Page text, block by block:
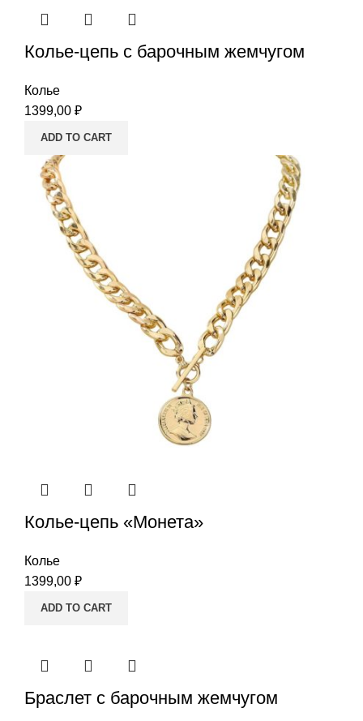
Колье-цепь с барочным жемчугом
Колье
1399,00 ₽
ADD TO CART
Колье-цепь «Монета»
Колье
1399,00 ₽
ADD TO CART
Браслет с барочным жемчугом